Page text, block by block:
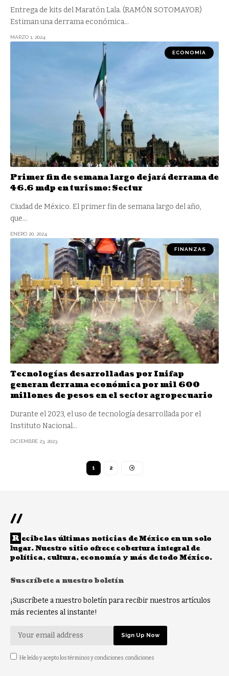
Entrega de kits del Maratón Lala. (RAMÓN SOTOMAYOR)
Estiman una derrama económica…
MARZO 1, 2024
ECONOMÍA
Primer fin de semana largo dejará derrama de
46.6 mdp en turismo: Sectur
Ciudad de México. El primer fin de semana largo del año,
que…
ENERO 20, 2024
FINANZAS
Tecnologías desarrolladas por Inifap
generan derrama económica por mil 600
millones de pesos en el sector agropecuario
Durante el 2023, el uso de tecnología desarrollada por el
Instituto Nacional…
DICIEMBRE 23, 2023
1 2
//
R ecibe las últimas noticias de México en un solo
lugar. Nuestro sitio ofrece cobertura integral de
política, cultura, economía y más de todo México.
Suscríbete a nuestro boletín
¡Suscríbete a nuestro boletín para recibir nuestros artículos
más recientes al instante!
He leído y acepto los términos y condiciones. condiciones